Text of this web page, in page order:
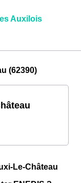
Auxilois
(62390)
Le-Château